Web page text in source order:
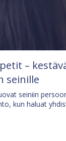
–
seinille
seiniin
kun haluat